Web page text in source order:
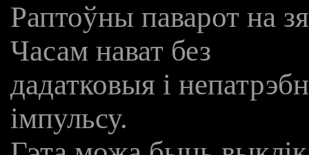
Раптоўны паварот на
Часам нават без
дадатковыя і
імпульсу.